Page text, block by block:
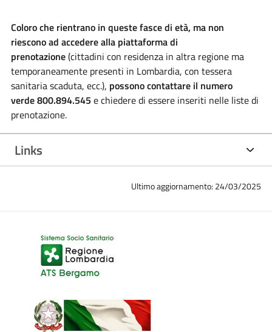
Coloro che rientrano in queste fasce di età, ma non
riescono ad accedere alla piattaforma di
prenotazione(cittadini con residenza in altra regione ma
temporaneamente presenti in Lombardia, con tessera
sanitaria scaduta, ecc.), possono contattare il numero
verde 800.894.545 e chiedere di essere inseriti nelle liste di
prenotazione.
Links
Ultimo aggiornamento: 24/03/2025